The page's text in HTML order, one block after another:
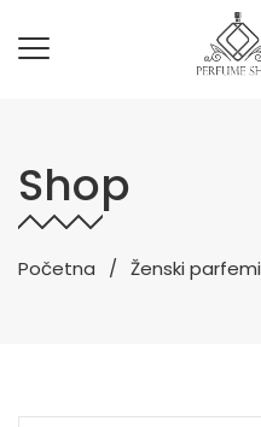
Shop
Početna Ženski parfemi